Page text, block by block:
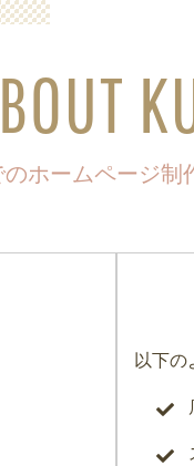
ホームページ制
以下の